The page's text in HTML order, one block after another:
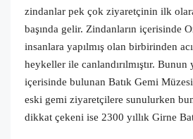
zindanlar pek çok ziyaretçinin ilk
başında gelir. Zindanların içerisinde
insanlara yapılmış olan birbirinden
heykeller ile canlandırılmıştır. Bunun
içerisinde bulunan Batık Gemi
eski gemi ziyaretçilere sunulurken
dikkat çekeni ise 2300 yıllık Girne